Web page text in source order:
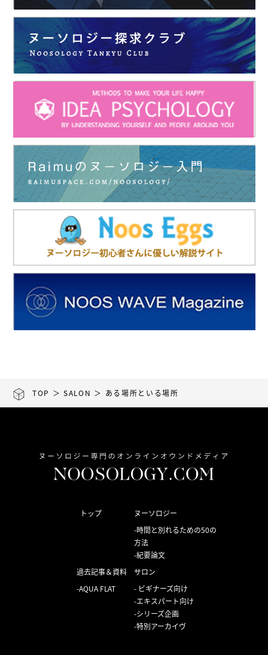
TOP ＞SALON ＞ ある場所といる場所
トップ
ヌーソロジー
時間と別れるための50の
方法
紀要論文
過去記事＆資料
AQUA FLAT
サロン
ビギナーズ向け
エキスパート向け
シリーズ企画
特別アーカイヴ